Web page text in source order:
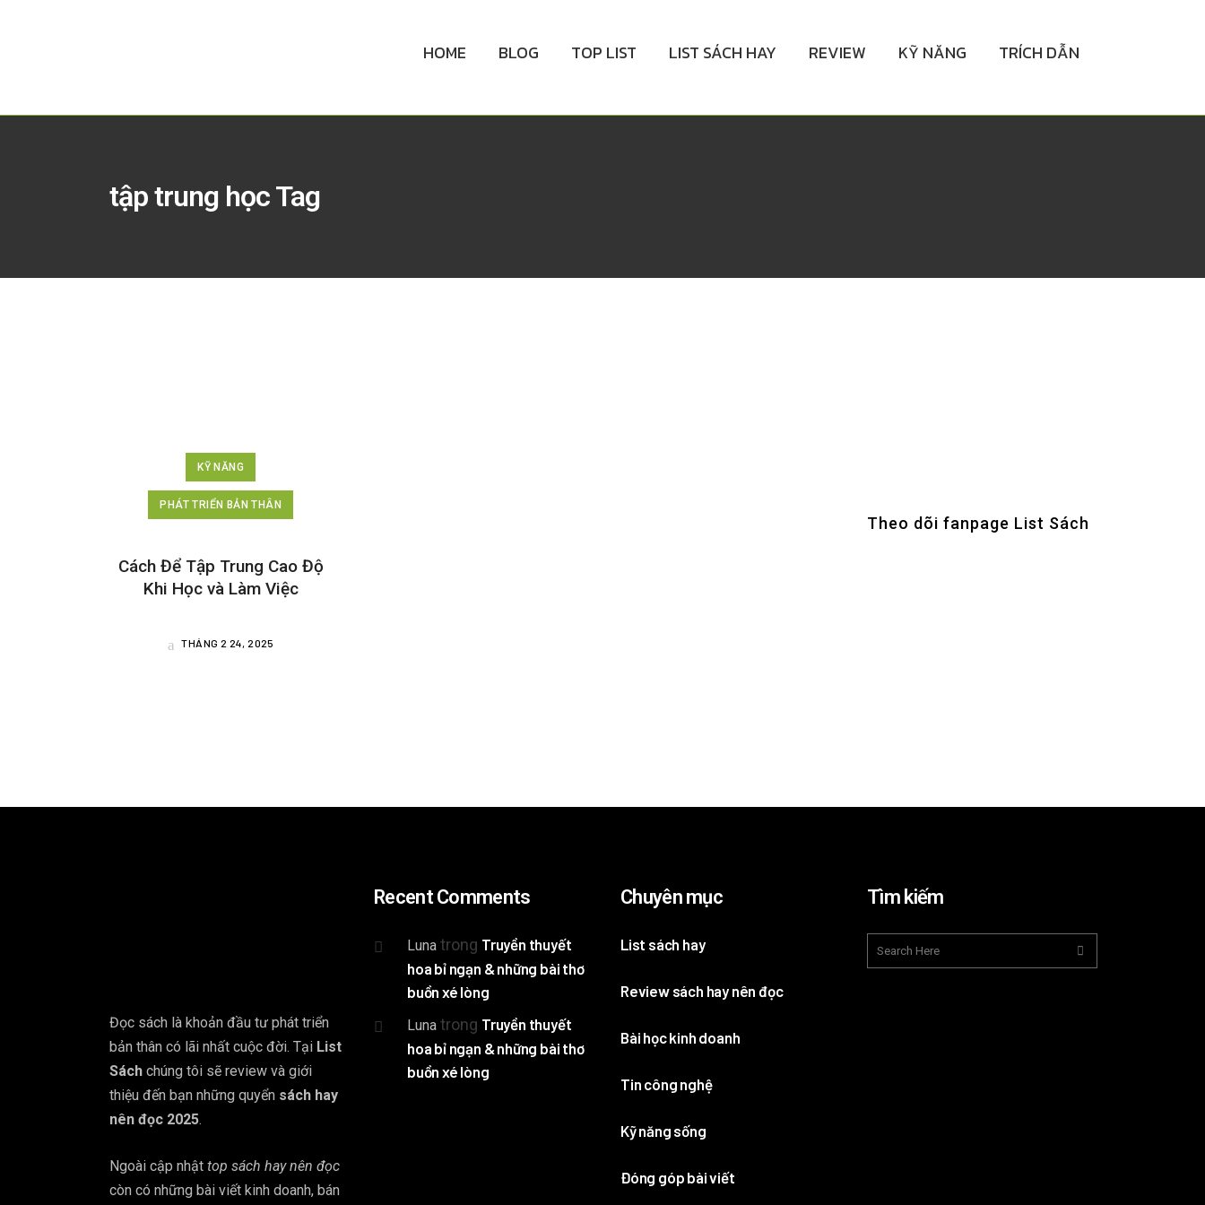
HOME BLOG TOP LIST LIST SÁCH HAY REVIEW KỸ NĂNG TRÍCH DẪN
tập trung học Tag
KỸ NĂNG
PHÁT TRIỂN BẢN THÂN
Cách Để Tập Trung Cao Độ
Khi Học và Làm Việc
THÁNG 2 24, 2025
Theo dõi fanpage List Sách
Đọc sách là khoản đầu tư phát triển
bản thân có lãi nhất cuộc đời. Tại List
Sách chúng tôi sẽ review và giới
thiệu đến bạn những quyển sách hay
nên đọc 2025.
Ngoài cập nhật top sách hay nên đọc
còn có những bài viết kinh doanh, bán
Recent Comments
Luna trong Truyền thuyết
hoa bỉ ngạn & những bài thơ
buồn xé lòng
Luna trong Truyền thuyết
hoa bỉ ngạn & những bài thơ
buồn xé lòng
Chuyên mục
List sách hay
Review sách hay nên đọc
Bài học kinh doanh
Tin công nghệ
Kỹ năng sống
Đóng góp bài viết
Tìm kiếm